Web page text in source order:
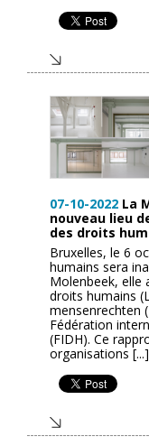
07-10-2022 La
nouveau lieu
des droits
Bruxelles, le 6
humains sera
Molenbeek, elle
droits humains
mensenrechten
Fédération
(FIDH). Ce
organisations [...]